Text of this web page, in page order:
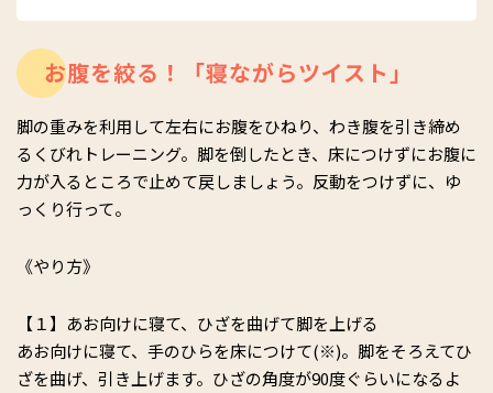
お腹を絞る！「寝ながらツイスト」
脚の重みを利用して左右にお腹をひねり、わき腹を引き締め
るくびれトレーニング。脚を倒したとき、床につけずにお腹に
力が入るところで止めて戻しましょう。反動をつけずに、ゆ
っくり行って。
《やり方》
【１】あお向けに寝て、ひざを曲げて脚を上げる
あお向けに寝て、手のひらを床につけて(※)。脚をそろえてひ
ざを曲げ、引き上げます。ひざの角度が90度ぐらいになるよ